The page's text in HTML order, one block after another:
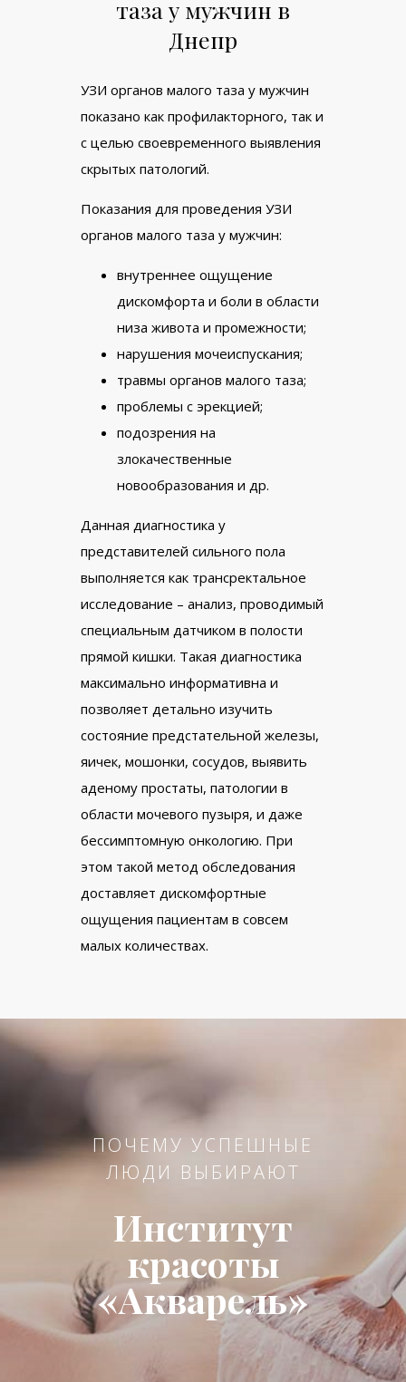
таза у мужчин в
Днепр
УЗИ органов малого таза у мужчин
показано как профилакторного, так и
с целью своевременного выявления
скрытых патологий.
Показания для проведения УЗИ
органов малого таза у мужчин:
внутреннее ощущение
дискомфорта и боли в области
низа живота и промежности;
нарушения мочеиспускания;
травмы органов малого таза;
проблемы с эрекцией;
подозрения на
злокачественные
новообразования и др.
Данная диагностика у
представителей сильного пола
выполняется как трансректальное
исследование – анализ, проводимый
специальным датчиком в полости
прямой кишки. Такая диагностика
максимально информативна и
позволяет детально изучить
состояние предстательной железы,
яичек, мошонки, сосудов, выявить
аденому простаты, патологии в
области мочевого пузыря, и даже
бессимптомную онкологию. При
этом такой метод обследования
доставляет дискомфортные
ощущения пациентам в совсем
малых количествах.
ПОЧЕМУ УСПЕШНЫЕ
ЛЮДИ ВЫБИРАЮТ
Институт
красоты
«Акварель»